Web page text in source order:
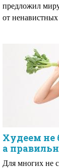
предложил
от
Худеем не
а
Для многих не